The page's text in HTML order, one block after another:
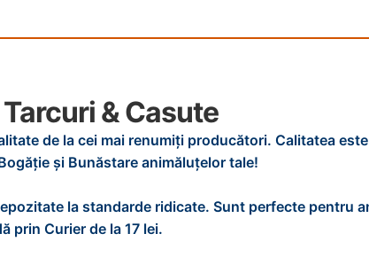
& Casute
de la cei mai renumiți producători. Calitatea
și Bunăstare animăluțelor tale!
la standarde ridicate. Sunt perfecte pentru
prin Curier de la 17 lei.